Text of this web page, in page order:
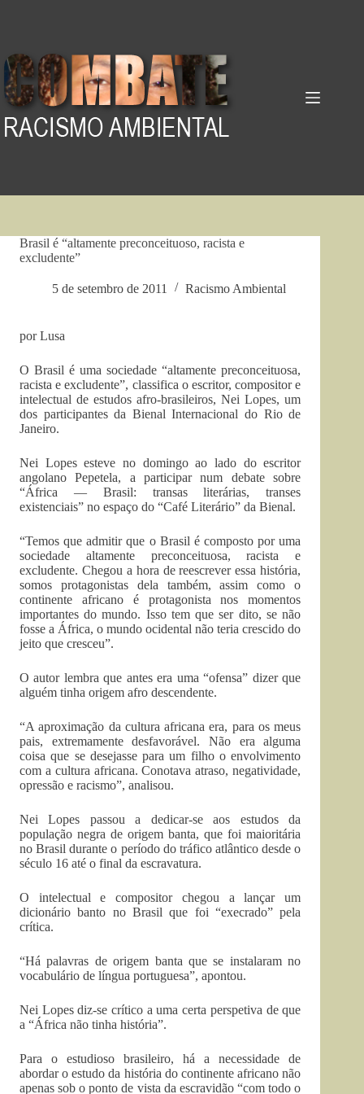
Brasil é “altamente preconceituoso, racista e
excludente”
5 de setembro de 2011 Racismo Ambiental
por Lusa
O Brasil é uma sociedade “altamente preconceituosa,
racista e excludente”, classifica o escritor, compositor e
intelectual de estudos afro-brasileiros, Nei Lopes, um
dos participantes da Bienal Internacional do Rio de
Janeiro.
Nei Lopes esteve no domingo ao lado do escritor
angolano Pepetela, a participar num debate sobre
“África — Brasil: transas literárias, transes
existenciais” no espaço do “Café Literário” da Bienal.
“Temos que admitir que o Brasil é composto por uma
sociedade altamente preconceituosa, racista e
excludente. Chegou a hora de reescrever essa história,
somos protagonistas dela também, assim como o
continente africano é protagonista nos momentos
importantes do mundo. Isso tem que ser dito, se não
fosse a África, o mundo ocidental não teria crescido do
jeito que cresceu”.
O autor lembra que antes era uma “ofensa” dizer que
alguém tinha origem afro descendente.
“A aproximação da cultura africana era, para os meus
pais, extremamente desfavorável. Não era alguma
coisa que se desejasse para um filho o envolvimento
com a cultura africana. Conotava atraso, negatividade,
opressão e racismo”, analisou.
Nei Lopes passou a dedicar-se aos estudos da
população negra de origem banta, que foi maioritária
no Brasil durante o período do tráfico atlântico desde o
século 16 até o final da escravatura.
O intelectual e compositor chegou a lançar um
dicionário banto no Brasil que foi “execrado” pela
crítica.
“Há palavras de origem banta que se instalaram no
vocabulário de língua portuguesa”, apontou.
Nei Lopes diz-se crítico a uma certa perspetiva de que
a “África não tinha história”.
Para o estudioso brasileiro, há a necessidade de
abordar o estudo da história do continente africano não
apenas sob o ponto de vista da escravidão “com todo o